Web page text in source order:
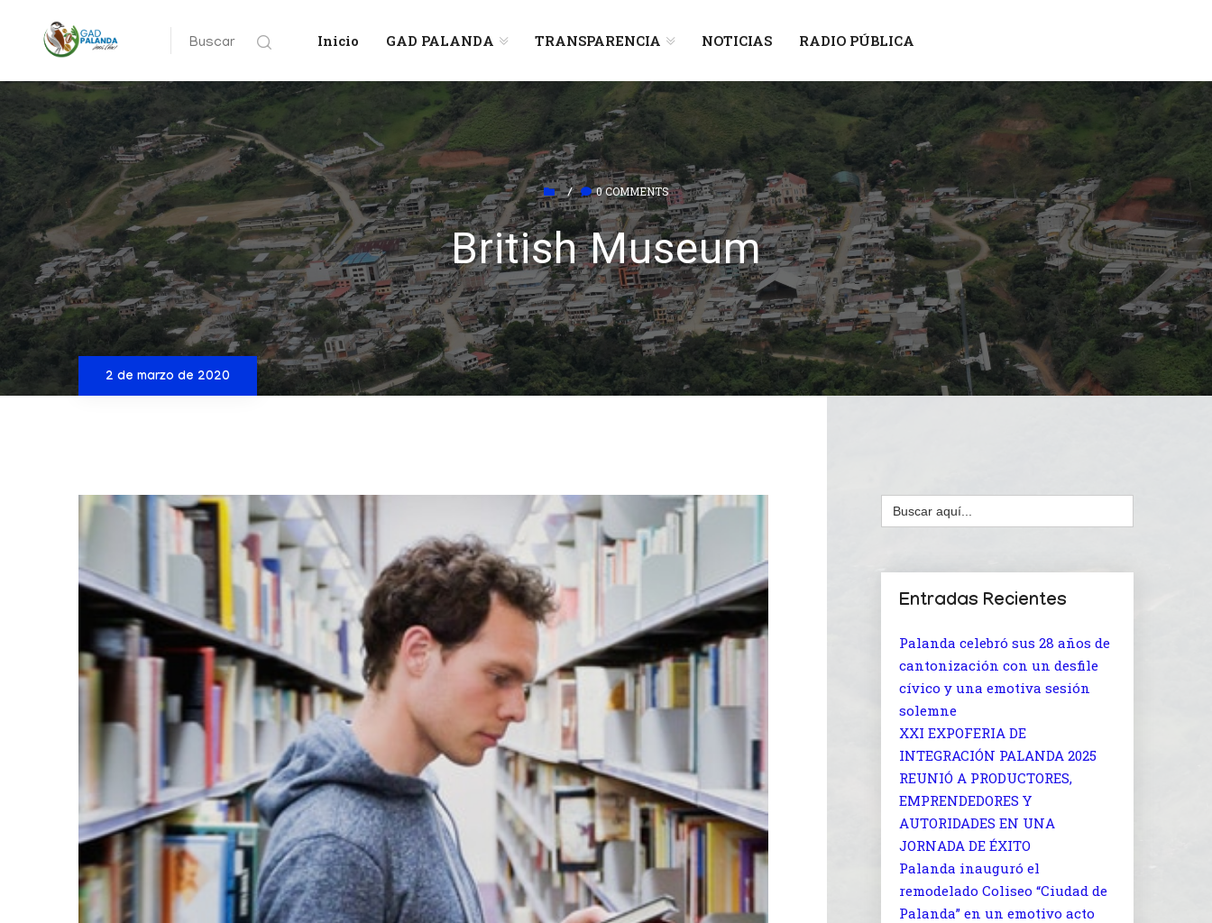
Buscar Inicio GAD PALANDA TRANSPARENCIA NOTICIAS RADIO PÚBLICA
/ 0 COMMENTS
British Museum
2 de marzo de 2020
Buscar:
Entradas Recientes
Palanda celebró sus 28 años de
cantonización con un desfile
cívico y una emotiva sesión
solemne
XXI EXPOFERIA DE
INTEGRACIÓN PALANDA 2025
REUNIÓ A PRODUCTORES,
EMPRENDEDORES Y
AUTORIDADES EN UNA
JORNADA DE ÉXITO
Palanda inauguró el
remodelado Coliseo “Ciudad de
Palanda” en un emotivo acto